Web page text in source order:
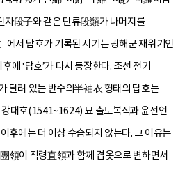
자段子와 같은 단류段類가 나머지를
에서 답호가 기록된 시기는 광해군 재위기인
에 ‘답호’가 다시 등장한다. 조선 전기
달려 있는 반수의半袖衣 형태의 답호는
대호(1541~1624) 묘 출토복식과 윤선언
후에는 더 이상 수습되지 않는다. 그 이유는
領이 직령直領과 함께 겹옷으로 변하면서